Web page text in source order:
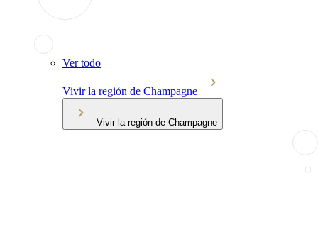
Ver todo
Vivir la región de Champagne
Vivir la región de Champagne